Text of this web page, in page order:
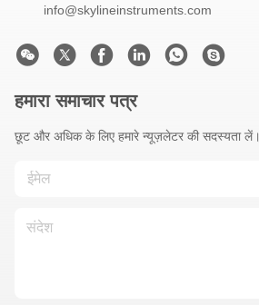
info@skylineinstruments.com
हमारा समाचार पत्र
छूट और अधिक के लिए हमारे न्यूज़लेटर की सदस्यता लें।